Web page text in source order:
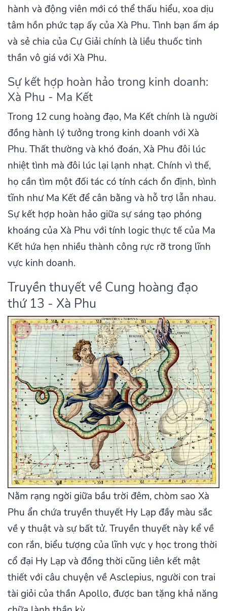
hành và động viên mới có thể thấu hiểu, xoa dịu
tâm hồn phức tạp ấy của Xà Phu. Tình bạn ấm áp
và sẻ chia của Cự Giải chính là liều thuốc tinh
thần vô giá với Xà Phu.
Sự kết hợp hoàn hảo trong kinh doanh:
Xà Phu - Ma Kết
Trong 12 cung hoàng đạo, Ma Kết chính là người
đồng hành lý tưởng trong kinh doanh với Xà
Phu. Thất thường và khó đoán, Xà Phu đôi lúc
nhiệt tình mà đôi lúc lại lạnh nhạt. Chính vì thế,
họ cần tìm một đối tác có tính cách ổn định, bình
tĩnh như Ma Kết để cân bằng và hỗ trợ lẫn nhau.
Sự kết hợp hoàn hảo giữa sự sáng tạo phóng
khoáng của Xà Phu với tính logic thực tế của Ma
Kết hứa hẹn nhiều thành công rực rỡ trong lĩnh
vực kinh doanh.
Truyền thuyết về Cung hoàng đạo
thứ 13 - Xà Phu
Nằm rạng ngời giữa bầu trời đêm, chòm sao Xà
Phu ẩn chứa truyền thuyết Hy Lạp đầy màu sắc
về y thuật và sự bất tử. Truyền thuyết này kể về
con rắn, biểu tượng của lĩnh vực y học trong thời
cổ đại Hy Lạp và đồng thời cũng liên kết mật
thiết với câu chuyện về Asclepius, người con trai
tài giỏi của thần Apollo, được ban tặng khả năng